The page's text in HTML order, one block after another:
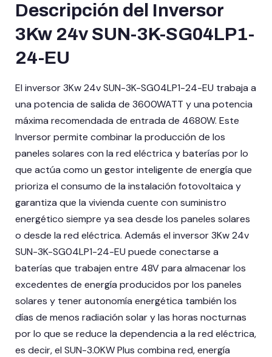
Descripción del Inversor
3Kw 24v SUN-3K-SG04LP1-
24-EU
El inversor 3Kw 24v SUN-3K-SG04LP1-24-EU trabaja a
una potencia de salida de 3600WATT y una potencia
máxima recomendada de entrada de 4680W. Este
Inversor permite combinar la producción de los
paneles solares con la red eléctrica y baterías por lo
que actúa como un gestor inteligente de energía que
prioriza el consumo de la instalación fotovoltaica y
garantiza que la vivienda cuente con suministro
energético siempre ya sea desde los paneles solares
o desde la red eléctrica. Además el inversor 3Kw 24v
SUN-3K-SG04LP1-24-EU puede conectarse a
baterías que trabajen entre 48V para almacenar los
excedentes de energía producidos por los paneles
solares y tener autonomía energética también los
días de menos radiación solar y las horas nocturnas
por lo que se reduce la dependencia a la red eléctrica,
es decir, el SUN-3.0KW Plus combina red, energía